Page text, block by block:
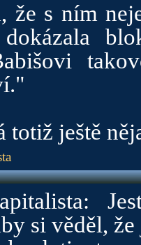
že s ním
totiž ještě
si věděl,